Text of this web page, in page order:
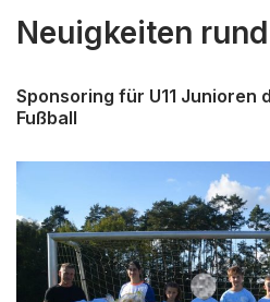
Neuigkeiten rund
Sponsoring für U11 Junioren
Fußball